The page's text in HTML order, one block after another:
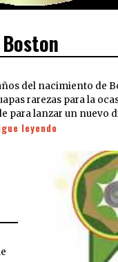
del nacimiento de
rarezas para la
para lanzar un nuevo
leyendo